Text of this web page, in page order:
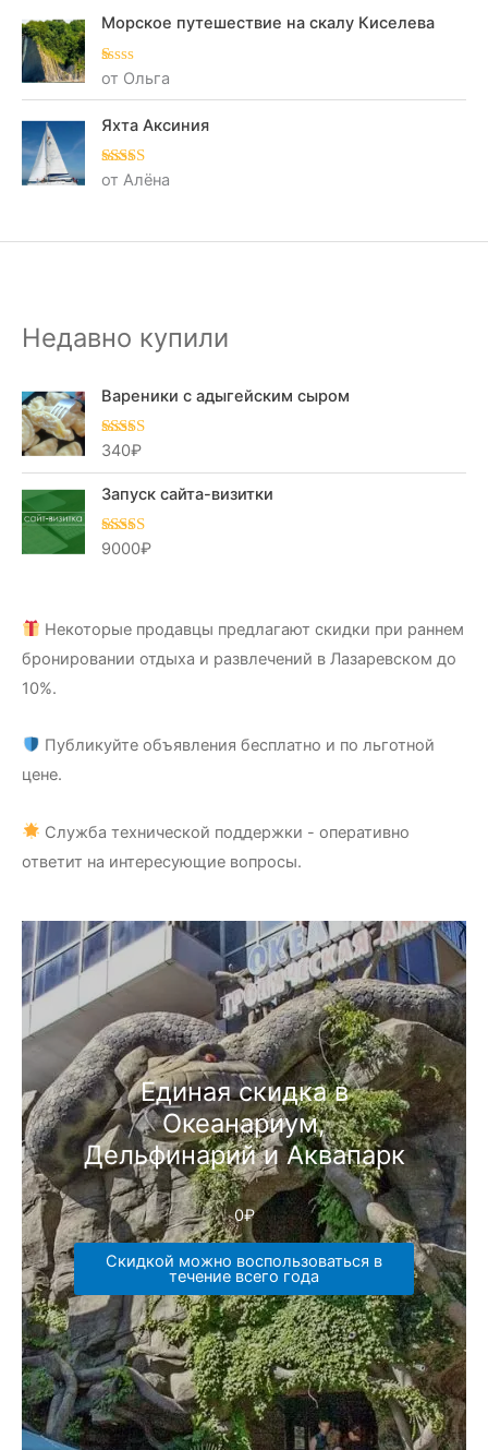
Морское путешествие на скалу Киселева
О
а
из
от Ольга
Яхта Аксиния
Оценка5из
от Алёна
Недавно купили
Вареники с адыгейским сыром
Оценка
340₽
Запуск сайта-визитки
Оценка
9000₽
Некоторые продавцы предлагают скидки при раннем
бронировании отдыха и развлечений в Лазаревском до
10%.
Публикуйте объявления бесплатно и по льготной
цене.
Служба технической поддержки - оперативно
ответит на интересующие вопросы.
Единая скидка в
Океанариум,
Дельфинарий и Аквапарк
0₽
Скидкой можно воспользоваться в
течение всего года